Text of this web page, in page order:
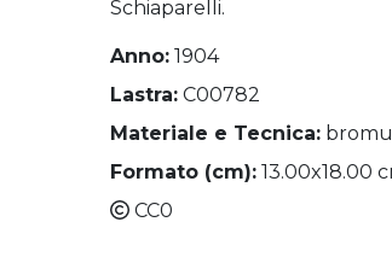
Schiaparelli.
Anno: 1904
Lastra: C00782
Materiale e Tecnica:
Formato (cm): 13.00x18.00
CC0